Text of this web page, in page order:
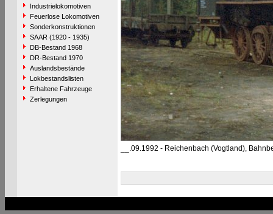
Industrielokomotiven
Feuerlose Lokomotiven
Sonderkonstruktionen
SAAR (1920 - 1935)
DB-Bestand 1968
DR-Bestand 1970
Auslandsbestände
Lokbestandslisten
Erhaltene Fahrzeuge
Zerlegungen
__.09.1992 - Reichenbach (Vogtland),